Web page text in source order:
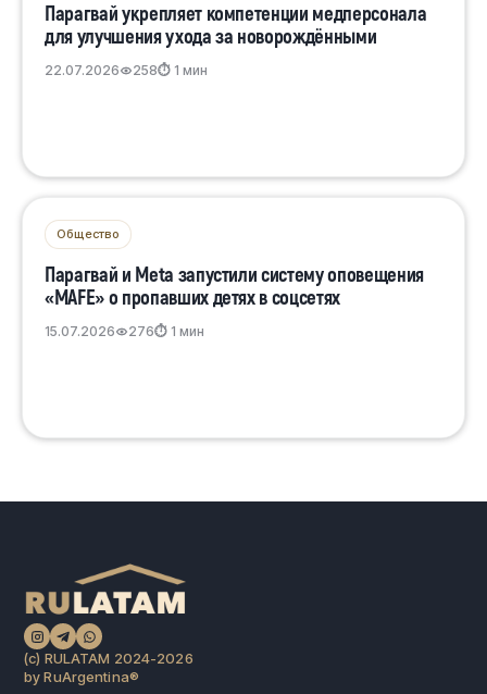
Парагвай укрепляет компетенции медперсонала
для улучшения ухода за новорождёнными
22.07.2026 258⏱ 1 мин
Общество
Парагвай и Meta запустили систему оповещения
«MAFE» о пропавших детях в соцсетях
15.07.2026 276⏱ 1 мин
(c) RULATAM 2024-2026
by RuArgentina®️